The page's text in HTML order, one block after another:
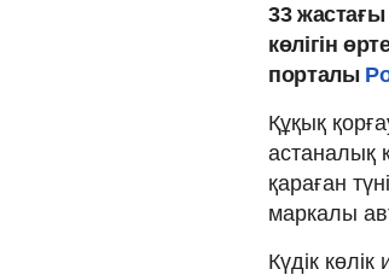
33
көлігін
порталы
Құқық
астаналық
қараған
маркалы
Күдік